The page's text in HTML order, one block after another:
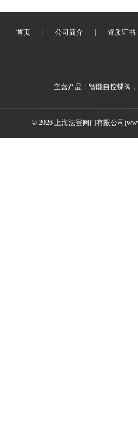
首页 公司简介 资质证书
主营产品：智能自控蝶阀
© 2026 上海法登阀门有限公司